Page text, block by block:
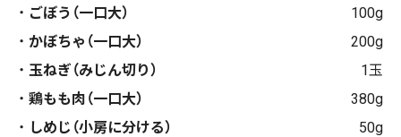
ごぼう（一口大）
100g
かぼちゃ（一口大）
200g
玉ねぎ（みじん切り）
1玉
鶏もも肉（一口大）
380g
しめじ（小房に分ける）
50g